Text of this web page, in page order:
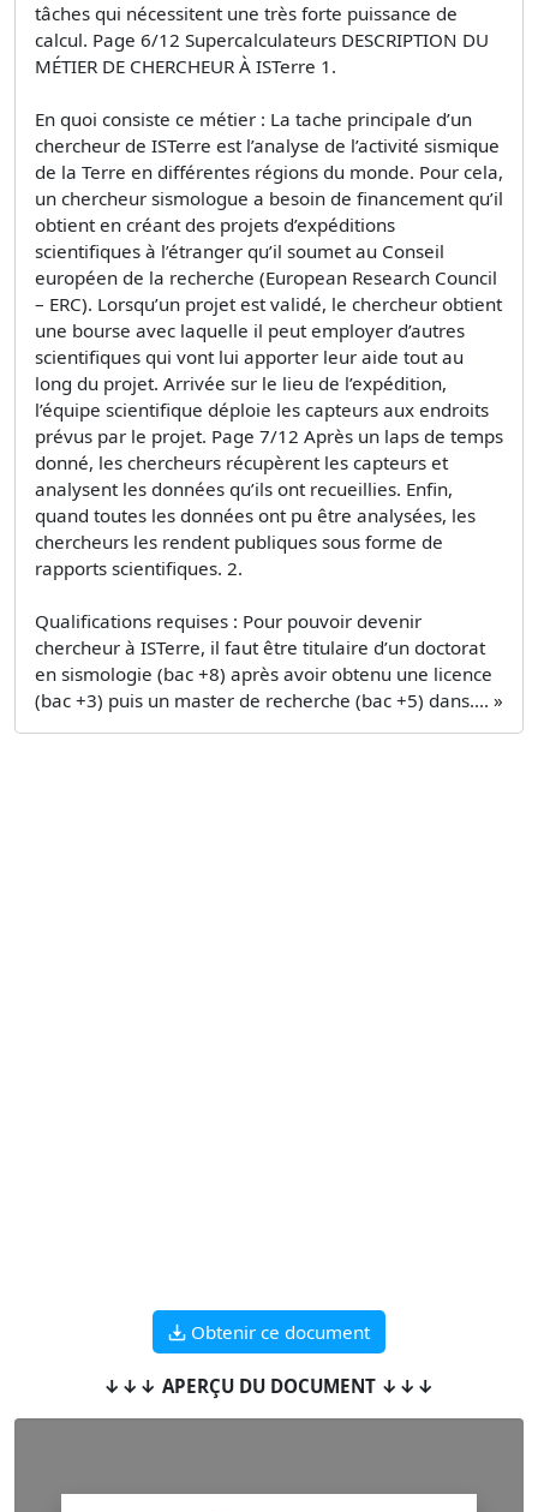
tâches qui nécessitent une très forte puissance de
calcul. Page 6/12 Supercalculateurs DESCRIPTION DU
MÉTIER DE CHERCHEUR À ISTerre 1.
En quoi consiste ce métier : La tache principale d’un
chercheur de ISTerre est l’analyse de l’activité sismique
de la Terre en différentes régions du monde. Pour cela,
un chercheur sismologue a besoin de financement qu’il
obtient en créant des projets d’expéditions
scientifiques à l’étranger qu’il soumet au Conseil
européen de la recherche (European Research Council
– ERC). Lorsqu’un projet est validé, le chercheur obtient
une bourse avec laquelle il peut employer d’autres
scientifiques qui vont lui apporter leur aide tout au
long du projet. Arrivée sur le lieu de l’expédition,
l’équipe scientifique déploie les capteurs aux endroits
prévus par le projet. Page 7/12 Après un laps de temps
donné, les chercheurs récupèrent les capteurs et
analysent les données qu’ils ont recueillies. Enfin,
quand toutes les données ont pu être analysées, les
chercheurs les rendent publiques sous forme de
rapports scientifiques. 2.
Qualifications requises : Pour pouvoir devenir
chercheur à ISTerre, il faut être titulaire d’un doctorat
en sismologie (bac +8) après avoir obtenu une licence
(bac +3) puis un master de recherche (bac +5) dans.... »
Obtenir ce document
↓↓↓ APERÇU DU DOCUMENT ↓↓↓